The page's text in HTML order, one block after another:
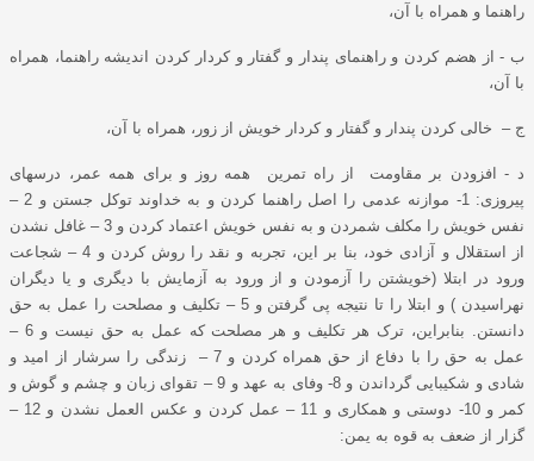
راهنما و همراه با آن،
ب - از هضم کردن و راهنمای پندار و گفتار و کردار کردن اندیشه راهنما، همراه
با آن،
ج – خالی کردن پندار و گفتار و کردار خویش از زور، همراه با آن،
د - افزودن بر مقاومت از راه تمرین همه روز و برای همه عمر، درسهای
پیروزی: 1- موازنه عدمی را اصل راهنما کردن و به خداوند توکل جستن و 2 –
نفس خویش را مکلف شمردن و به نفس خویش اعتماد کردن و 3 – غافل نشدن
از استقلال و آزادی خود، بنا بر این، تجربه و نقد را روش کردن و 4 – شجاعت
ورود در ابتلا (خویشتن را آزمودن و از ورود به آزمایش با دیگری و یا دیگران
نهراسیدن ) و ابتلا را تا نتیجه پی گرفتن و 5 – تکلیف و مصلحت را عمل به حق
دانستن. بنابراین، ترک هر تکلیف و هر مصلحت که عمل به حق نیست و 6 –
عمل به حق را با دفاع از حق همراه کردن و 7 – زندگی را سرشار از امید و
شادی و شکیبایی گرداندن و 8- وفای به عهد و 9 – تقوای زبان و چشم و گوش و
کمر و 10- دوستی و همکاری و 11 – عمل کردن و عکس العمل نشدن و 12 –
گزار از ضعف به قوه به یمن: